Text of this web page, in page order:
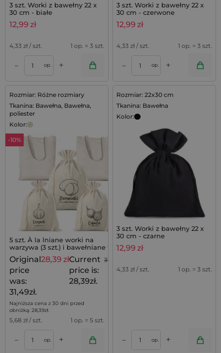
3 szt. Worki z bawełny 22 x
30 cm - białe
12,99 zł
4,33 zł / szt. 1 op. = 3 szt.
– op. +
3 szt. Worki z bawełny 22 x
30 cm - czerwone
12,99 zł
4,33 zł / szt. 1 op. = 3 szt.
– op. +
Rozmiar: Różne rozmiary
Tkanina: Bawełna, Bawełna,
poliester
Kolor:
-10%
5 szt. À la lniane worki na
warzywa (3 szt.) i bawełniane torby
na zakupy (2 szt.)
31,49
Original
price
was:
31,49zł.
28,39 złCurrent
price is:
28,39zł.
Najniższa cena z 30 dni przed
obniżką: 28,39zł.
5,68 zł / szt. 1 op. = 5 szt.
– op. +
Rozmiar: 22x30 cm
Tkanina: Bawełna
Kolor:
3 szt. Worki z bawełny 22 x
30 cm - czarne
12,99 zł
4,33 zł / szt. 1 op. = 3 szt.
– op. +